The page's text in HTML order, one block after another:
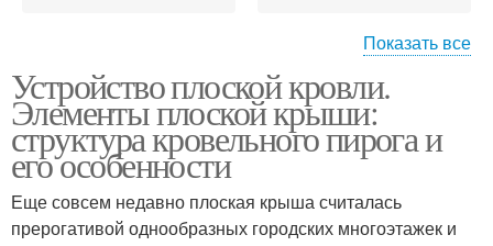
Крыша по деревянным
балкам
Показать все
Устройство плоской кровли.
Элементы плоской крыши:
структура кровельного пирога и
его особенности
Еще совсем недавно плоская крыша считалась
прерогативой однообразных городских многоэтажек и